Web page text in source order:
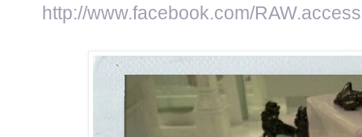
http://www.facebook.com/